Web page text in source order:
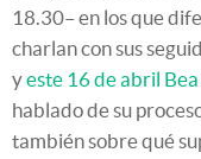
18.30– en los que
charlan con sus
yeste 16 de abril
hablado de su
también sobre qué